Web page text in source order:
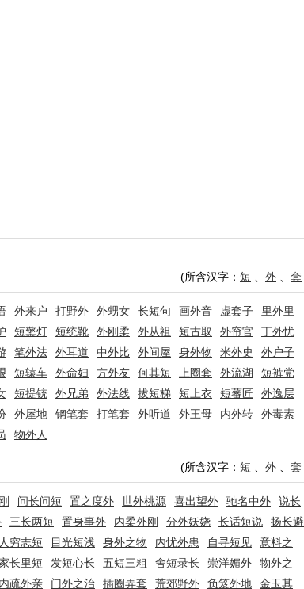
(所含汉字： 短 外 套
外来户 打野外 外甥女 长短句 画外音 虚套子
里外里
短檠灯 短统靴 外刚柔 外从祖 短古取 外帘官
丁外忧
笔外法 外耳道 中外比 外间屋 身外物 米外史
外户子
短辕车 外命妇 方外友 何其短 上圈套 外流湖
短裤党
短提铳 外兄弟 外法线 拔短梯 短上衣 短蕃匠
外逸层
外屋地 钢笔套 打笔套 外听道 外王母 内外转
外毒素
物外人
(所含汉字： 短 外 套
问长问短 置之度外 世外桃源 喜出望外 驰名中外
说长
三长两短 置身事外 内柔外刚 分外妖娆 长话短说
扬长避
人穷志短 目光短浅 身外之物 内忧外患 自寻短见
意料之
长里短 发短心长 五短三粗 舍短录长 崇洋媚外
物外之
内疏外亲 门外之治 插圈弄套 荒郊野外 负笈外地 金玉其